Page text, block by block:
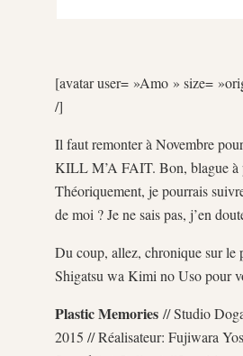
[avatar user= »Amo » size=
/]
Il faut remonter à Novembre
KILL M’A FAIT. Bon, blague à
Théoriquement, je pourrais
de moi ? Je ne sais pas, j’en
Du coup, allez, chronique sur le
Shigatsu wa Kimi no Uso pour
Plastic Memories // Studio
2015 // Réalisateur: Fujiwara